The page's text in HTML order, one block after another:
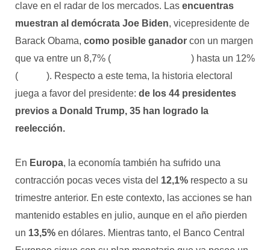
clave en el radar de los mercados. Las encuentras
muestran al demócrata Joe Biden, vicepresidente de
Barack Obama, como posible ganador con un margen
que va entre un 8,7% (
) hasta un 12%
(
). Respecto a este tema, la historia electoral
juega a favor del presidente: de los 44 presidentes
previos a Donald Trump, 35 han logrado la
reelección.
En Europa, la economía también ha sufrido una
contracción pocas veces vista del 12,1% respecto a su
trimestre anterior. En este contexto, las acciones se han
mantenido estables en julio, aunque en el año pierden
un 13,5% en dólares. Mientras tanto, el Banco Central